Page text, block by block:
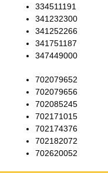
334511191
341232300
341252266
341751187
347449000
702079652
702079656
702085245
702171015
702174376
702182072
702620052